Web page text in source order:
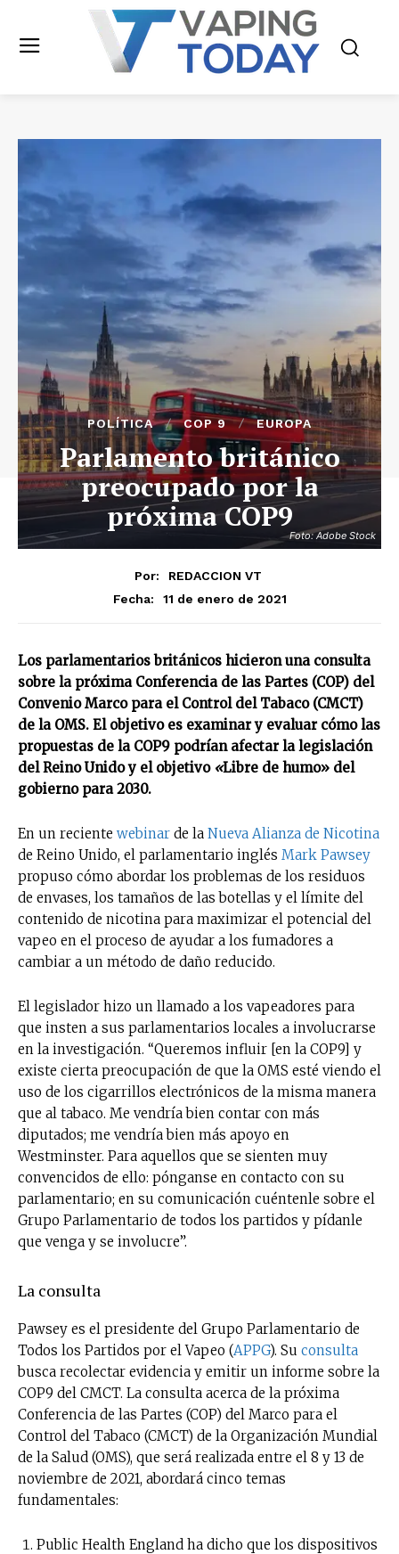
Foto: Adobe Stock
POLÍTICA COP 9 EUROPA
Parlamento británico
preocupado por la
próxima COP9
Por:
REDACCION VT
Fecha:
11 de enero de 2021
Los parlamentarios británicos hicieron una consulta
sobre la próxima Conferencia de las Partes (COP) del
Convenio Marco para el Control del Tabaco (CMCT)
de la OMS. El objetivo es examinar y evaluar cómo las
propuestas de la COP9 podrían afectar la legislación
del Reino Unido y el objetivo«Libre de humo» del
gobierno para 2030.
En un reciente webinar de la Nueva Alianza de Nicotina
de Reino Unido, el parlamentario inglés Mark Pawsey
propuso cómo abordar los problemas de los residuos
de envases, los tamaños de las botellas y el límite del
contenido de nicotina para maximizar el potencial del
vapeo en el proceso de ayudar a los fumadores a
cambiar a un método de daño reducido.
El legislador hizo un llamado a los vapeadores para
que insten a sus parlamentarios locales a involucrarse
en la investigación. “Queremos influir [en la COP9] y
existe cierta preocupación de que la OMS esté viendo el
uso de los cigarrillos electrónicos de la misma manera
que al tabaco. Me vendría bien contar con más
diputados; me vendría bien más apoyo en
Westminster. Para aquellos que se sienten muy
convencidos de ello: pónganse en contacto con su
parlamentario; en su comunicación cuéntenle sobre el
Grupo Parlamentario de todos los partidos y pídanle
que venga y se involucre”.
La consulta
Pawsey es el presidente del Grupo Parlamentario de
Todos los Partidos por el Vapeo (APPG). Su consulta
busca recolectar evidencia y emitir un informe sobre la
COP9 del CMCT. La consulta acerca de la próxima
Conferencia de las Partes (COP) del Marco para el
Control del Tabaco (CMCT) de la Organización Mundial
de la Salud (OMS), que será realizada entre el 8 y 13 de
noviembre de 2021, abordará cinco temas
fundamentales:
Public Health England ha dicho que los dispositivos